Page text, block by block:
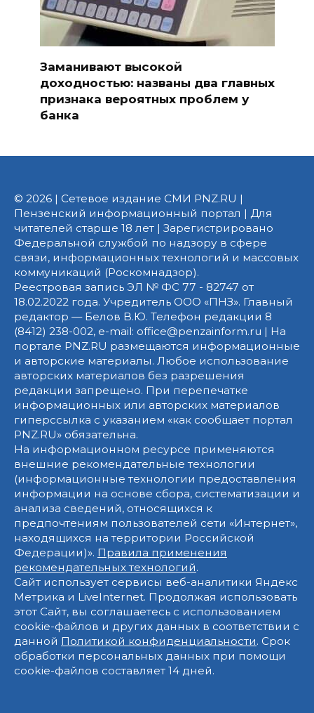
Заманивают высокой
доходностью: названы два главных
признака вероятных проблем у
банка
© 2026 | Сетевое издание СМИ PNZ.RU |
Пензенский информационный портал | Для
читателей старше 18 лет | Зарегистрировано
Федеральной службой по надзору в сфере
связи, информационных технологий и массовых
коммуникаций (Роскомнадзор).
Реестровая запись ЭЛ № ФС 77 - 82747 от
18.02.2022 года. Учредитель ООО «ПНЗ». Главный
редактор — Белов В.Ю. Телефон редакции 8
(8412) 238-002, e-mail: office@penzainform.ru | На
портале PNZ.RU размещаются информационные
и авторские материалы. Любое использование
авторских материалов без разрешения
редакции запрещено. При перепечатке
информационных или авторских материалов
гиперссылка с указанием «как сообщает портал
PNZ.RU» обязательна.
На информационном ресурсе применяются
внешние рекомендательные технологии
(информационные технологии предоставления
информации на основе сбора, систематизации и
анализа сведений, относящихся к
предпочтениям пользователей сети «Интернет»,
находящихся на территории Российской
Федерации)». Правила применения
рекомендательных технологий.
Сайт использует сервисы веб-аналитики Яндекс
Метрика и LiveInternet. Продолжая использовать
этот Сайт, вы соглашаетесь с использованием
cookie-файлов и других данных в соответствии с
данной Политикой конфиденциальности. Срок
обработки персональных данных при помощи
cookie-файлов составляет 14 дней.